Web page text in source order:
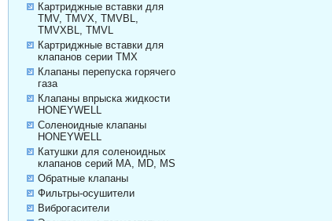
Картриджные вставки для
TMV, TMVX, TMVBL,
TMVXBL, TMVL
Картриджные вставки для
клапанов серии TMX
Клапаны перепуска горячего
газа
Клапаны впрыска жидкости
HONEYWELL
Соленоидные клапаны
HONEYWELL
Катушки для соленоидных
клапанов серий MA, MD, MS
Обратные клапаны
Фильтры-осушители
Виброгасители